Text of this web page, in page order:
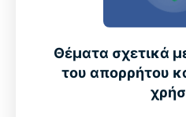
Θέματα σχετικά
του απορρήτου